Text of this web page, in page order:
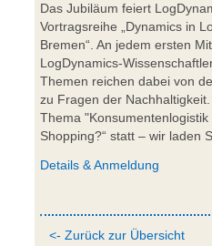
Das Jubiläum feiert
Vortragsreihe „Dynamics in
Bremen“. An jedem ersten
LogDynamics-
Themen reichen dabei von
zu Fragen der
Thema
Shopping?“ statt – wir laden
Details &Anmeldung
<- Zurück zur Übersicht